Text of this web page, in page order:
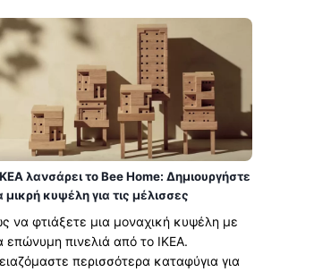
λανσάρει το Bee Home: Δημιουργήστε
μικρή κυψέλη για τις μέλισσες
να φτιάξετε μια μοναχική κυψέλη με
επώνυμη πινελιά από το ΙΚΕΑ.
περισσότερα καταφύγια για